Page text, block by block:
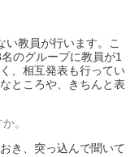
教員が行います。こ
のグループに教員が1
、相互発表も行ってい
ところや、きちんと表
。
き、突っ込んで聞いて